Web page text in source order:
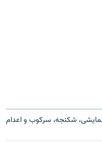
نمایشی، شکنجه، سرکوب و اعدام